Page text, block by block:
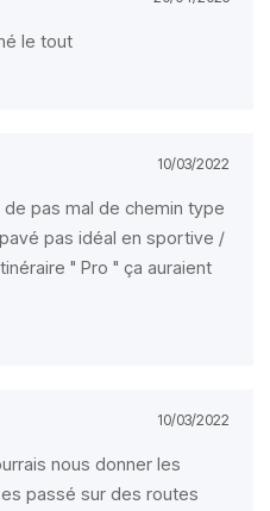
le tout
10/03/2022
pas mal de chemin type
pas idéal en sportive /
" Pro " ça auraient
10/03/2022
nous donner les
passé sur des routes